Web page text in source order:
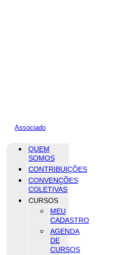
Associado
QUEM
SOMOS
CONTRIBUIÇÕES
CONVENÇÕES
COLETIVAS
CURSOS
MEU
CADASTRO
AGENDA
DE
CURSOS